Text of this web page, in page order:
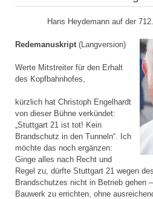
Hans Heydemann auf der
Redemanuskript (Langversion)
Werte Mitstreiter für den Erhalt
des Kopfbahnhofes,
kürzlich hat Christoph Engelhardt
von dieser Bühne verkündet:
„Stuttgart 21 ist tot! Kein
Brandschutz in den Tunneln“. Ich
möchte das noch ergänzen:
Ginge alles nach Recht und
Regel zu, dürfte Stuttgart 21 wegen
Brandschutzes nicht in Betrieb gehen
Bauwerk zu errichten, ohne